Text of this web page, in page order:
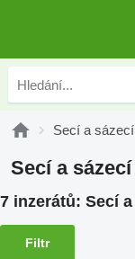
Secí a
Secí a
7 inzerátů: Secí
Filtr